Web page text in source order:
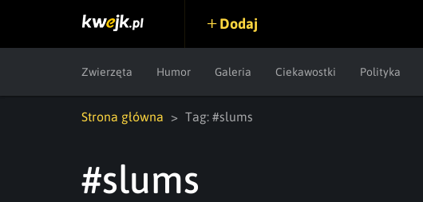
Dodaj
Zwierzęta Humor Galeria Ciekawostki Polityka
Strona główna Tag: #slums
#slums